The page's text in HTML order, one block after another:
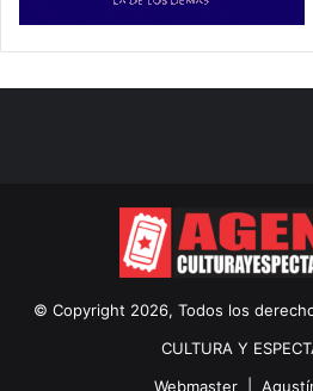
© Copyright 2026, Todos los
CULTURA Y
Webmaster |